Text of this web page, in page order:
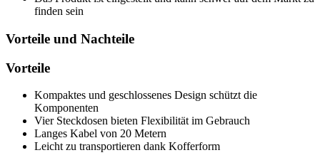
finden sein
Vorteile und Nachteile
Vorteile
Kompaktes und geschlossenes Design schützt die
Komponenten
Vier Steckdosen bieten Flexibilität im Gebrauch
Langes Kabel von 20 Metern
Leicht zu transportieren dank Kofferform